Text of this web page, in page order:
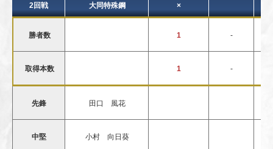
2回戦 大同特殊鋼 ×
勝者数 1 -
取得本数 1 -
先鋒 田口 風花
中堅 小村 向日葵